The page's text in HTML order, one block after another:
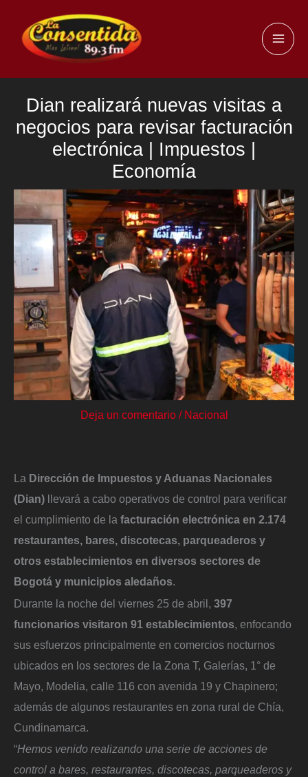
contenido
Dian realizará nuevas visitas a
negocios para revisar facturación
electrónica | Impuestos |
Economía
Deja un comentario / Nacional
La Dirección de Impuestos y Aduanas Nacionales
(Dian) llevará a cabo operativos de control para verificar
el cumplimiento de la facturación electrónica en 2.174
restaurantes, bares, discotecas, parqueaderos y
otros establecimientos en diversos sectores de
Bogotá y municipios aledaños.
Durante la noche del viernes 25 de abril, 397
funcionarios visitaron 91 establecimientos , enfocando
sus esfuerzos principalmente en comercios nocturnos
ubicados en los sectores de la Zona T, Galerías, 1° de
Mayo, Modelia, calle 116 con avenida 19 y Chapinero;
además de algunos restaurantes en zona rural de Chía,
Cundinamarca.
“Hemos venido realizando una serie de acciones de
control a bares, restaurantes, discotecas, parqueaderos y